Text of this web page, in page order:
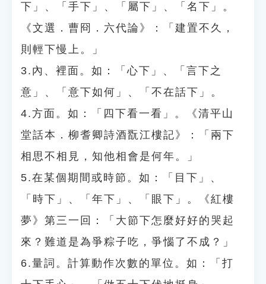
下」、「手下」、「屬下」、「名下」。
《文選．曹冏．六代論》：「建置不久，
則輕下慢上。」
3.內、裡面。如：「心下」、「言下之
意」、「意下如何」、「不在話下」。
4.方面。如：「四下看一看」。《清平山
堂話本．柳耆卿詩酒翫江樓記》：「兩下
相思不相見，知他相會是何年。」
5.在某個期間或時節。如：「目下」、
「時下」、「年下」、「眼下」。《紅樓
夢》第三一回：「大節下怎麼好好的哭起
來？難道是為爭粽子吃，爭惱了不成？」
6.量詞。計算動作次數的單位。如：「打